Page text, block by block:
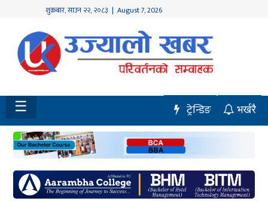
शुक्रबार,साउन २२, २०८३ | August 7, 2026
होमपेज
नवलपुर
विशेष
मध्य
नेपाल
चितवन
सेरोफेरो
☰ भर्खरै
ट्रेन्डिङ